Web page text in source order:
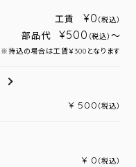
工賃 ¥0 （税込）
部品代 ¥500 （税込） ～
※持込の場合は工賃￥300となります
¥ 500 （税込）
¥ 0 （税込）